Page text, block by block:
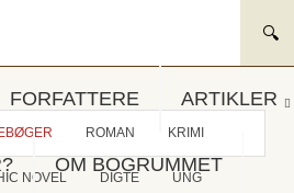
FORFATTERE ARTIKLER
OM BOGRUMMET
ROMAN KRIMI
NOVEL DIGTE UNG